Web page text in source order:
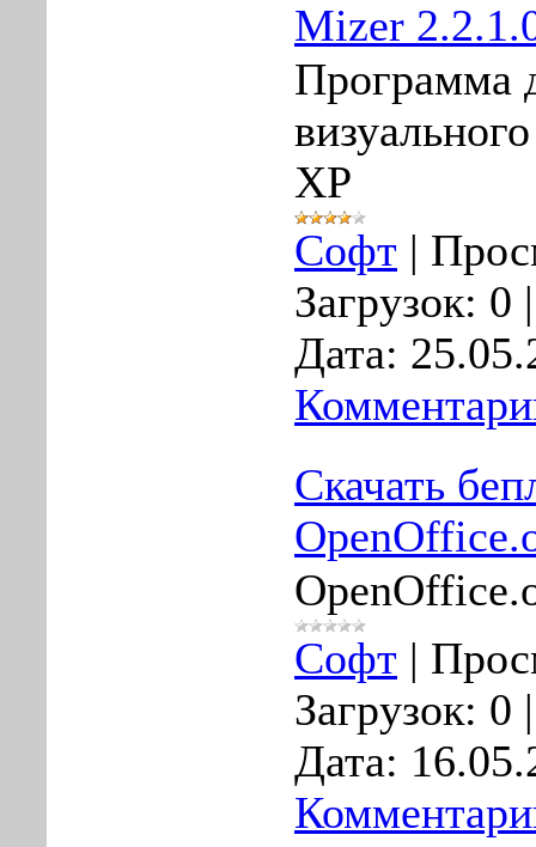
Mizer
Программа
XP
Софт |
Загрузок: 0
Дата:
Скачать
Софт |
Загрузок: 0
Дата: